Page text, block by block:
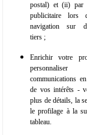
postal) et (ii) par
publicitaire lors
navigation sur
tiers ;
Enrichir votre
communications
de vos intérêts -
plus de détails, la
le profilage à la
tableau.